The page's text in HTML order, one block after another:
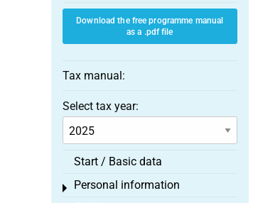
Download the free programme manual
as a .pdf file
Tax manual:
Select tax year:
Start / Basic data
Personal information
Toggle menu